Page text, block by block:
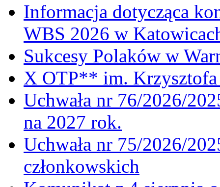
Informacja dotycząca
WBS 2026 w
Sukcesy Polaków w
X OTP** im. Krzysztofa
Uchwała nr 76/2026/
na 2027 rok.
Uchwała nr 75/2026/
członkowskich